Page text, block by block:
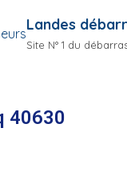
Landes
Site N° 1 du
40630